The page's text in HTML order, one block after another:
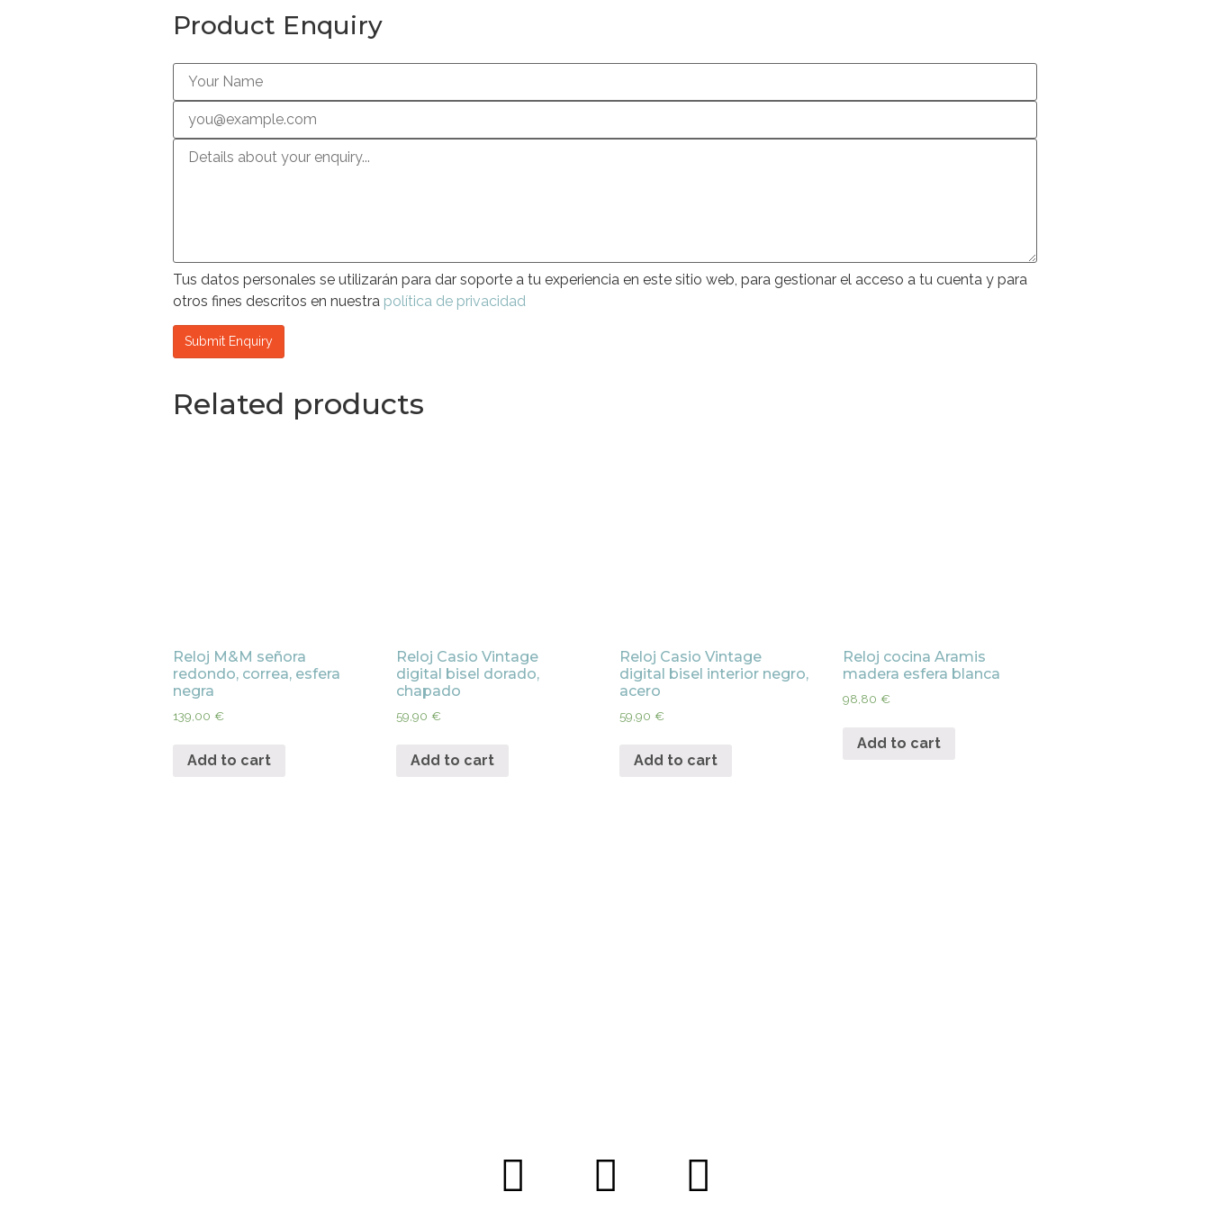
Product Enquiry
Tus datos personales se utilizarán para dar soporte a tu experiencia en este sitio web, para gestionar el acceso a tu cuenta y para
otros fines descritos en nuestra política de privacidad
Related products
Reloj M&M señora
redondo, correa, esfera
negra
139,00 €
Add to cart
Reloj Casio Vintage
digital bisel dorado,
chapado
59,90€
Add to cart
Reloj Casio Vintage
digital bisel interior negro,
acero
59,90€
Add to cart
Reloj cocina Aramis
madera esfera blanca
98,80€
Add to cart